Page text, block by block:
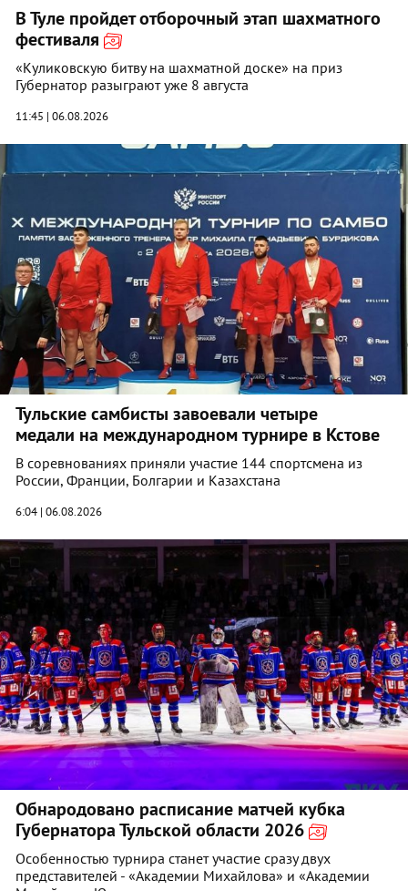
В Туле пройдет отборочный этап шахматного
фестиваля
«Куликовскую битву на шахматной доске» на приз
Губернатор разыграют уже 8 августа
11:45 | 06.08.2026
Тульские самбисты завоевали четыре
медали на международном турнире в Кстове
В соревнованиях приняли участие 144 спортсмена из
России, Франции, Болгарии и Казахстана
6:04 | 06.08.2026
Обнародовано расписание матчей кубка
Губернатора Тульской области 2026
Особенностью турнира станет участие сразу двух
представителей - «Академии Михайлова» и «Академии